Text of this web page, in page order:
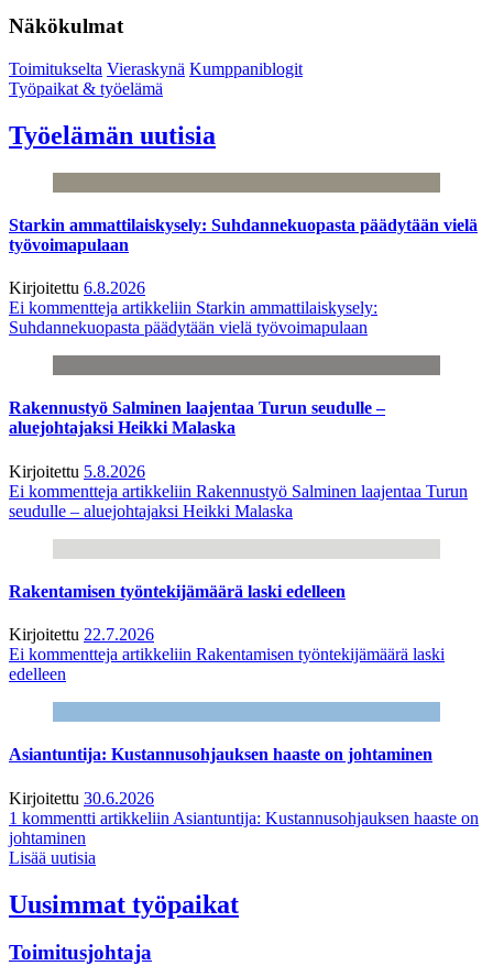
Näkökulmat
Toimitukselta Vieraskynä Kumppaniblogit
Työpaikat & työelämä
Työelämän uutisia
Starkin ammattilaiskysely: Suhdannekuopasta päädytään vielä
työvoimapulaan
Kirjoitettu 6.8.2026
Ei kommentteja artikkeliin Starkin ammattilaiskysely:
Suhdannekuopasta päädytään vielä työvoimapulaan
Rakennustyö Salminen laajentaa Turun seudulle –
aluejohtajaksi Heikki Malaska
Kirjoitettu 5.8.2026
Ei kommentteja artikkeliin Rakennustyö Salminen laajentaa Turun
seudulle – aluejohtajaksi Heikki Malaska
Rakentamisen työntekijämäärä laski edelleen
Kirjoitettu 22.7.2026
Ei kommentteja artikkeliin Rakentamisen työntekijämäärä laski
edelleen
Asiantuntija: Kustannusohjauksen haaste on johtaminen
Kirjoitettu 30.6.2026
1 kommentti artikkeliin Asiantuntija: Kustannusohjauksen haaste on
johtaminen
Lisää uutisia
Uusimmat työpaikat
Toimitusjohtaja